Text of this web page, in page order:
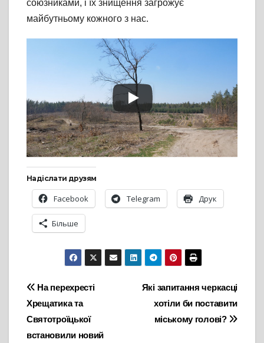
союзниками, і їх знищення загрожує
майбутньому кожного з нас.
Надіслати друзям
Facebook Telegram Друк
Більше
Навігація
записів
Які запитання черкасці
хотіли би поставити
міському голові?
На перехресті
Хрещатика та
Святотроїцької
встановили новий